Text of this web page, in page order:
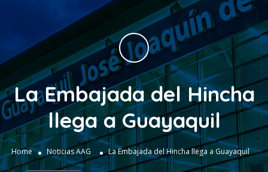
La Embajada del Hincha
llega a Guayaquil
Home Noticias AAG La Embajada del Hincha llega a Guayaquil